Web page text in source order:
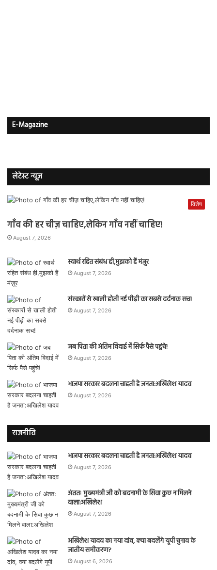
E-Magazine
लेटेस्ट न्यूज़
विशेष
गाँव की हर चीज़ चाहिए,लेकिन गाँव नहीं चाहिए!
August 7, 2026
स्वार्थ रहित संबंध ही,मुझको हैं मंज़ूर
August 7, 2026
संस्कारों से खाली होती नई पीढ़ी का सबसे दर्दनाक सच!
August 7, 2026
जब पिता की अंतिम विदाई में सिर्फ पैसे पहुंचे!
August 7, 2026
भाजपा सरकार बदलना चाहती है जनता:अखिलेश यादव
August 7, 2026
राजनीति
भाजपा सरकार बदलना चाहती है जनता:अखिलेश यादव
August 7, 2026
अंततः मुख्यमंत्री जी को बदनामी के सिवा कुछ न मिलने
वाला:अखिलेश
August 7, 2026
अखिलेश यादव का नया दांव, क्या बदलेंगे यूपी चुनाव के
जातीय समीकरण?
August 6, 2026